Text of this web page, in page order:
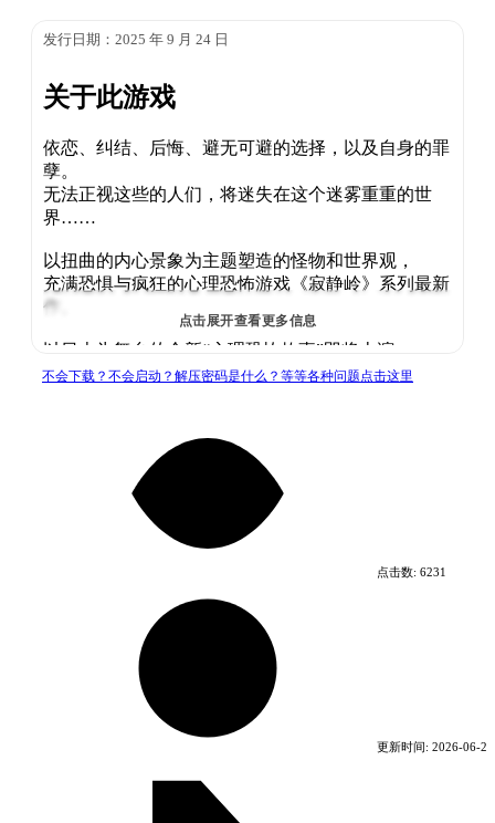
发行日期：2025 年 9 月 24 日
关于此游戏
依恋、纠结、后悔、避无可避的选择，以及自身的罪
孽。
无法正视这些的人们，将迷失在这个迷雾重重的世
界……
以扭曲的内心景象为主题塑造的怪物和世界观，
充满恐惧与疯狂的心理恐怖游戏《寂静岭》系列最新
作。
以日本为舞台的全新“心理恐怖故事”即将上演。
戎之丘，住着名为深水雏子的高中生。
尽管她的生活稍显单调，也终究与多数平凡的青春期
孩子别无二致。
然而，习以为常的平静却在顷刻间崩塌。
熟悉的小镇被浓雾环绕，逐渐变得阴森可怖。
镇上的烟火气消失不见，取而代之的是浓雾中蠢蠢欲
在变得面目全非的小镇中探索、解谜。为了自保，为
了生存而战斗。
为了面对那避无可避的选择。
以及，为了将该死之人置于死地……
亦或是令人毛骨悚然的选择？
点击展开查看更多信息
不会下载？不会启动？解压密码是什么？等等各种问题点击这里
点击数: 6231
更新时间: 2026-06-23